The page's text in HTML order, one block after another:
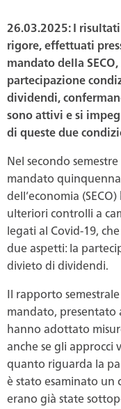
26.03.2025: I
rigore, effettuati
mandato della
partecipazione
dividendi,
sono attivi e si
di queste due
Nel secondo
mandato
dell’economia
ulteriori controlli a
legati al Covid-19,
due aspetti: la
divieto di dividendi.
Il rapporto
mandato, presentato
hanno adottato
anche se gli approcci
quanto riguarda la
è stato esaminato un
erano già state